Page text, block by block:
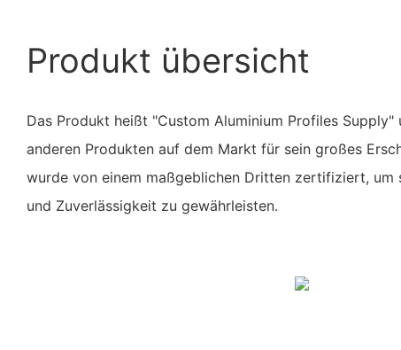
Produkt übersicht
Das Produkt heißt "Custom Aluminium Profiles Supply"
anderen Produkten auf dem Markt für sein großes
wurde von einem maßgeblichen Dritten zertifiziert, um
und Zuverlässigkeit zu gewährleisten.